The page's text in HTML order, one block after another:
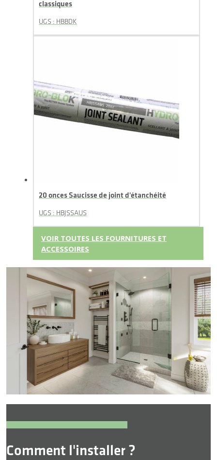
classiques
UGS : HBBDK
20 onces Saucisse de joint d'étanchéité
UGS : HBJSSAUS
VOIR TOUTES LES FOURNITURES ET
ACCESSOIRES
Comment l'installer ?